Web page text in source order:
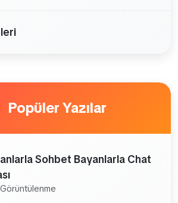
Popüler Yazılar
Sohbet Bayanlarla Chat